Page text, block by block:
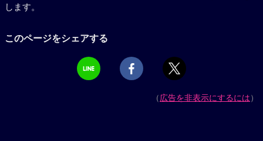
します。
このページをシェアする
（広告を非表示にするには）